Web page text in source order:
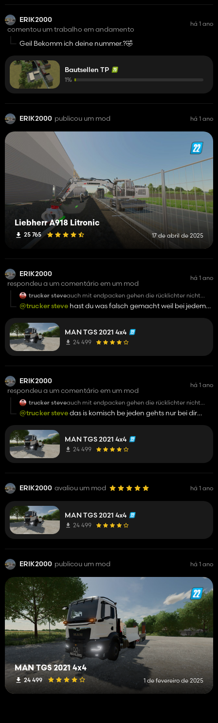
ERIK2000
comentou um trabalho em andamento
há 1 ano
Geil Bekomm ich deine nummer.?🤣
Bautsellen TP
1%
ERIK2000 publicou um mod há 1 ano
Liebherr A918 Litronic
25 765 17 de abril de 2025
ERIK2000
respondeu a um comentário em um mod
há 1 ano
trucker steveauch mit endpacken gehen die rücklichter nicht
warum
@trucker steve hast du was falsch gemacht weil bei jedem
ordner entpack ihn und schieb nur die entpackte version in
mod ordner
MAN TGS 2021 4x4
24 499
ERIK2000
respondeu a um comentário em um mod
há 1 ano
trucker steveauch mit endpacken gehen die rücklichter nicht
warum
@trucker stevedas is komisch be jeden gehts nur bei dir
gemacht.?
MAN TGS 2021 4x4
24 499
ERIK2000 avaliou um mod há 1 ano
MAN TGS 2021 4x4
24 499
ERIK2000 publicou um mod há 1 ano
MAN TGS 2021 4x4
24 499 1 de fevereiro de 2025